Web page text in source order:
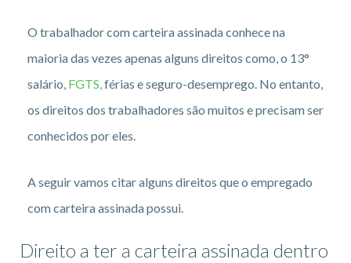
O trabalhador com carteira assinada conhece na
maioria das vezes apenas alguns direitos como, o 13°
salário, FGTS, férias e seguro-desemprego. No entanto,
os direitos dos trabalhadores são muitos e precisam ser
conhecidos por eles.
A seguir vamos citar alguns direitos que o empregado
com carteira assinada possui.
Direito a ter a carteira assinada dentro